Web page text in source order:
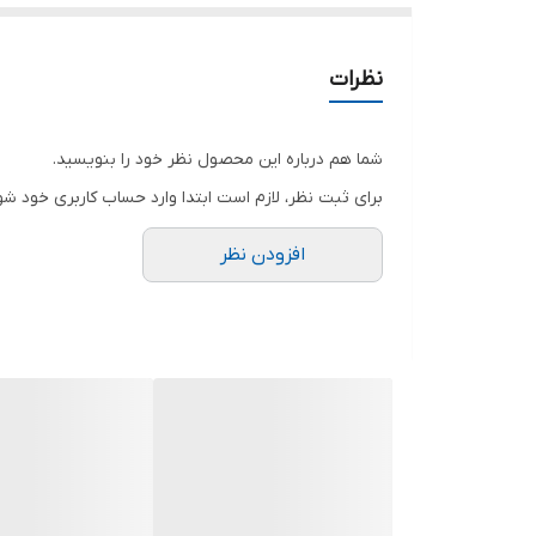
نظرات
شما هم درباره این محصول نظر خود را بنویسید.
برای ثبت نظر، لازم است ابتدا وارد حساب کاربری خود
افزودن نظر